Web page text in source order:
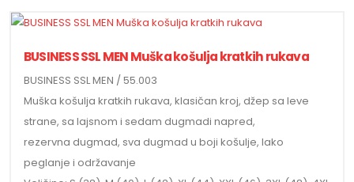
BUSINESS SSL MEN Muška košulja kratkih rukava
BUSINESS SSL MEN / 55.003
Muška košulja kratkih rukava, klasičan kroj, džep sa leve
strane, sa lajsnom i sedam dugmadi napred,
rezervna dugmad, sva dugmad u boji košulje, lako
peglanje i održavanje